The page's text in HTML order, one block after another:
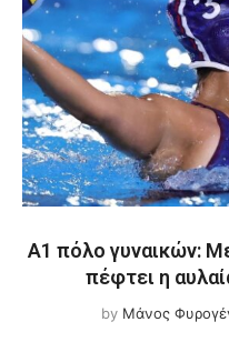
Α1 πόλο γυναικών:
πέφτει η
by Μάνος